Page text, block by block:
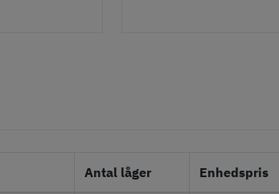
Antal låger Enhedspris